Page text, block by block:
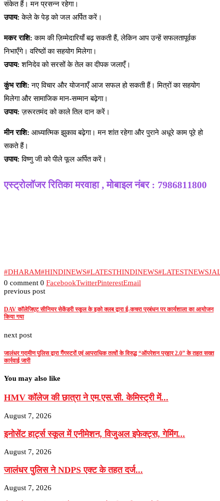
संकेत हैं। मन प्रसन्न रहेगा।
उपाय:केले के पेड़ को जल अर्पित करें।
मकर राशि:काम की ज़िम्मेदारियाँ बढ़ सकती हैं, लेकिन आप उन्हें सफलतापूर्वक
निभाएँगे। वरिष्ठों का सहयोग मिलेगा।
उपाय: शनिदेव को सरसों के तेल का दीपक जलाएँ।
कुंभ राशि: नए विचार और योजनाएँ आज सफल हो सकती हैं। मित्रों का सहयोग
मिलेगा और सामाजिक मान-सम्मान बढ़ेगा।
उपाय:ज़रूरतमंद को काले तिल दान करें।
मीन राशि: आध्यात्मिक झुकाव बढ़ेगा। मन शांत रहेगा और पुराने अधूरे काम पूरे हो
सकते हैं।
उपाय:विष्णु जी को पीले फूल अर्पित करें।
एस्ट्रोलॉजर रितिका मरवाहा , मोबाइल नंबर : 7986811800
#DHARAM#HINDINEWS#LATESTHINDINEWS
0 comment 0 FacebookTwitterPinterestEmail
previous post
DAV कॉलेजिएट सीनियर सेकेंडरी स्कूल के इको क्लब द्वारा ई-कचरा प्रबंधन पर कार्यशाला का आयोजन
किया गया
next post
जालंधर ग्रामीण पुलिस द्वारा गैंगस्टरों एवं आपराधिक तत्वों के विरुद्ध “ऑपरेशन प्रहार 2.0” के तहत सख्त
कार्रवाई जारी
You may also like
HMV कॉलेज की छात्रा ने एम.एस.सी. केमिस्ट्री में...
August 7, 2026
इनोसेंट हार्ट्स स्कूल में एनीमेशन, विजुअल इफेक्ट्स, गेमिंग...
August 7, 2026
जालंधर पुलिस ने NDPS एक्ट के तहत दर्ज...
August 7, 2026